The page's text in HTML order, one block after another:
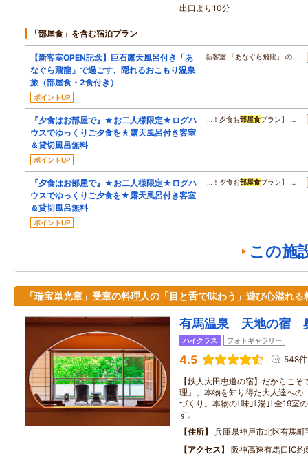
出口より10分
「部屋食」を含む宿泊プラン
【新客室OPEN記念】巨石露天風呂付き「あ
なぐら飛龍」で過ごす、隠れるおこもり温泉
旅（部屋食・2食付き）
ポイントUP
新客室 「あなぐら飛龍」 の…
『夕食はお部屋で』★お二人様限定★ログハ
ウスでゆっくりご夕食を★露天風呂付き客室
＆貸切風呂無料
ポイントUP
…！夕食お部屋食プラン】 …
『夕食はお部屋で』★お二人様限定★ログハ
ウスでゆっくりご夕食を★露天風呂付き客室
＆貸切風呂無料
ポイントUP
…！夕食お部屋食プラン】 …
この施
「瑞宝単光章」受章の料理人の「目と舌で味わう」遊び心溢れる
有馬温泉 天地の宿
ハイクラス フォトギャラリー
4.5 548件
【鉄人大田忠道の宿】だからこ
理」。本物を知り得た大人達への
づくり。本物の｢味｣｢湯｣｢全19室
す。
住所
兵庫県神戸市北区有馬
アクセス
阪神高速有馬口IC